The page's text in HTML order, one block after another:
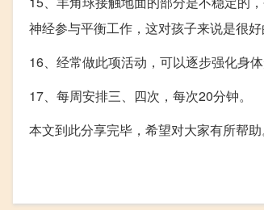
神经参与平衡工作，这对孩子来说是很好
16、经常做此项活动，可以逐步强化身
17、每周安排三、四次，每次20分钟。
本文到此分享完毕，希望对大家有所帮助